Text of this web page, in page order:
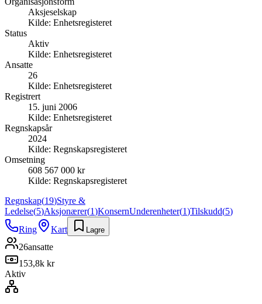
Aksjeselskap
Kilde: Enhetsregisteret
Status
Aktiv
Kilde: Enhetsregisteret
Ansatte
26
Kilde: Enhetsregisteret
Registrert
15. juni 2006
Kilde: Enhetsregisteret
Regnskapsår
2024
Kilde: Regnskapsregisteret
Omsetning
608 567 000 kr
Kilde: Regnskapsregisteret
Regnskap(19)Styre &
Ledelse(5)Aksjonærer(1)KonsernUnderenheter(1)Tilskudd(5)
Ring
Kart Lagre
26ansatte
153,8k kr
Aktiv